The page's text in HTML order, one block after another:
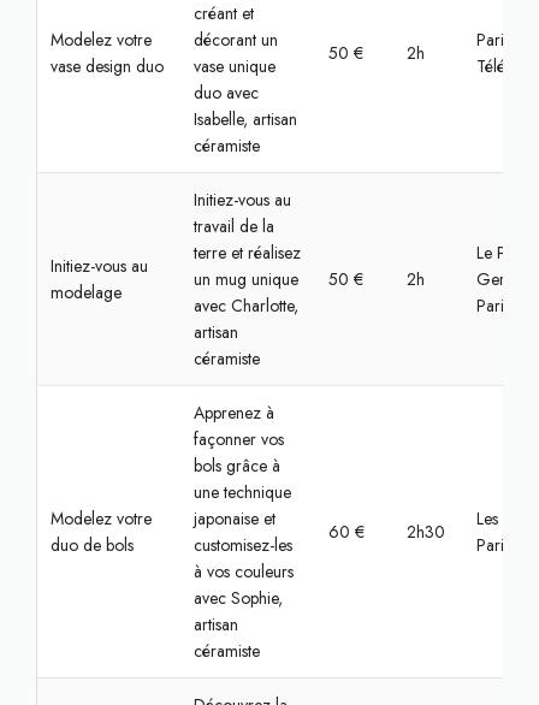
Modelez votre
vase design duo
créant et
décorant un
vase unique
duo avec
Isabelle, artisan
céramiste
50 € 2h
Paris,
Initiez-vous au
modelage
Initiez-vous au
travail de la
terre et réalisez
un mug unique
avec Charlotte,
artisan
céramiste
50 € 2h
Le Pré-
Gervais,
Paris
Modelez votre
duo de bols
Apprenez à
façonner vos
bols grâce à
une technique
japonaise et
customisez-les
à vos couleurs
avec Sophie,
artisan
céramiste
60 € 2h30
Les Lilas,
Paris